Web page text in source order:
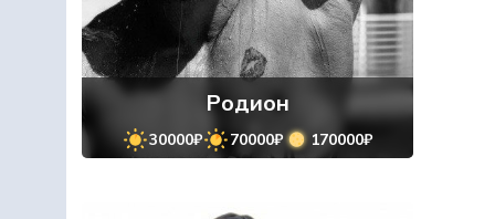
Родион
30000₽ 70000₽ 170000₽